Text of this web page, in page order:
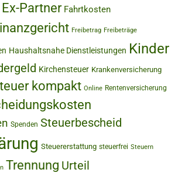
Ex-Partner Fahrtkosten
Freibetrag Freibeträge
Haushaltsnahe Dienstleistungen Kinder
Kirchensteuer Krankenversicherung
kompakt Online Rentenversicherung
Spenden Steuerbescheid
Steuererstattung steuerfrei Steuern
Trennung Urteil